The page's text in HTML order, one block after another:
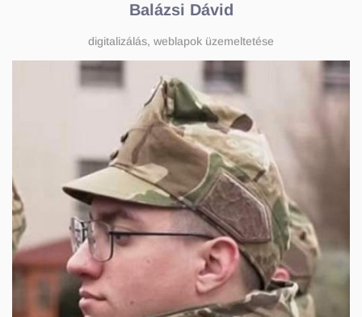
Balázsi Dávid
digitalizálás, weblapok üzemeltetése